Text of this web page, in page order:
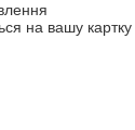
на вашу картку